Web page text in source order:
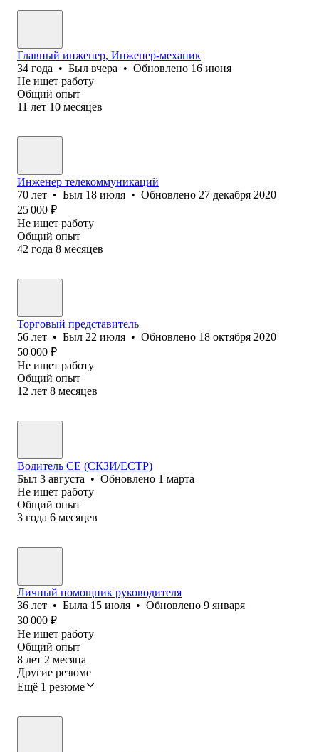
Главный инженер, Инженер-механик
34 года • Был вчера • Обновлено 16 июня
Не ищет работу
Общий опыт
11 лет 10 месяцев
Инженер телекоммуникаций
70 лет • Был 18 июля • Обновлено 27 декабря 2020
25 000 ₽
Не ищет работу
Общий опыт
42 года 8 месяцев
Торговый представитель
56 лет • Был 22 июля • Обновлено 18 октября 2020
50 000 ₽
Не ищет работу
Общий опыт
12 лет 8 месяцев
Водитель СЕ (СКЗИ/ЕСТР)
Был 3 августа • Обновлено 1 марта
Не ищет работу
Общий опыт
3 года 6 месяцев
Личный помощник руководителя
36 лет • Была 15 июля • Обновлено 9 января
30 000 ₽
Не ищет работу
Общий опыт
8 лет 2 месяца
Другие резюме
Ещё 1 резюме